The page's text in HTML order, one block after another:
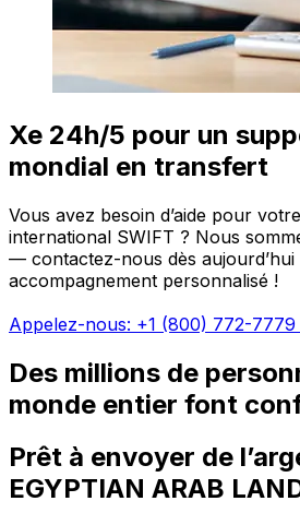
Xe 24h/5 pour un
mondial en transfert
Vous avez besoin d’aide pour
international SWIFT ? Nous
— contactez-nous dès
accompagnement personnalisé !
Appelez-nous: +1 (800) 772-7779
Des millions de
monde entier font
Prêt à envoyer de
EGYPTIAN ARAB